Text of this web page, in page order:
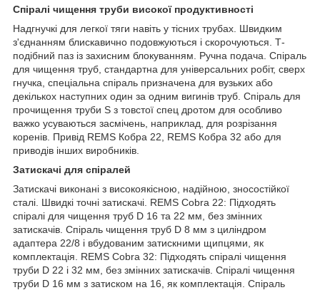
Спіралі чищення труби високої продуктивності
Надгнучкі для легкої тяги навіть у тісних трубах. Швидким
з'єднанням блискавично подовжуються і скорочуються. Т-
подібний паз із захисним блокуванням. Ручна подача. Спіраль
для чищення труб, стандартна для універсальних робіт, сверх
гнучка, спеціальна спіраль призначена для вузьких або
декількох наступних один за одним вигинів труб. Спіраль для
прочищення труби S з товстої спец дротом для особливо
важко усуваються засмічень, наприклад, для розрізання
коренів. Привід REMS Кобра 22, REMS Кобра 32 або для
приводів інших виробників.
Затискачі для спіралей
Затискачі виконані з високоякісною, надійною, зносостійкої
сталі. Швидкі точні затискачі. REMS Cobra 22: Підходять
спіралі для чищення труб D 16 та 22 мм, без змінних
затискачів. Спіраль чищення труб D 8 мм з циліндром
адаптера 22/8 і вбудованим затискними щипцями, як
комплектація. REMS Cobra 32: Підходять спіралі чищення
труби D 22 і 32 мм, без змінних затискачів. Спіралі чищення
труби D 16 мм з затиском на 16, як комплектація. Спіраль